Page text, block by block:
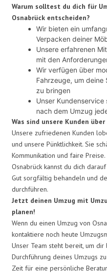
Warum solltest du dich für
Osnabrück entscheiden?
Wir bieten ein
Verpacken deiner
Unsere erfahrenen
mit den
Wir verfügen über
Fahrzeuge, um deine
zu bringen
Unser
nach dem Umzug
Was sind unsere Kunden
Unsere zufriedenen Kunden
und unsere Pünktlichkeit. Sie
Kommunikation und faire
Osnabrück kannst du dich
Gut sorgfältig behandeln und
durchführen.
Jetzt deinen Umzug mit
planen!
Wenn du einen Umzug von
kontaktiere noch heute
Unser Team steht bereit, um
Durchführung deines Umzugs
Zeit für eine persönliche